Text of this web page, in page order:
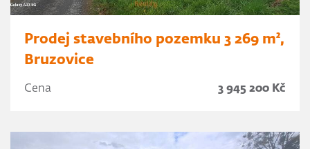
Prodej stavebního pozemku 3 269 m²,
Bruzovice
Cena 3 945 200 Kč